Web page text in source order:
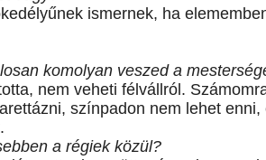
ismernek, ha
komolyan veszed a
nem veheti félvállról.
színpadon nem lehet
a régiek közül?